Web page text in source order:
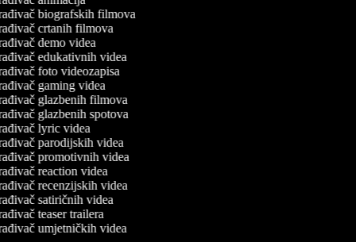
biografskih filmova
crtanih filmova
demo videa
edukativnih videa
foto videozapisa
gaming videa
glazbenih filmova
glazbenih spotova
lyric videa
parodijskih videa
promotivnih videa
reaction videa
recenzijskih videa
satiričnih videa
teaser trailera
umjetničkih videa